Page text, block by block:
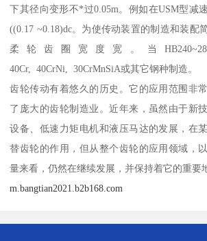
下其径向变形不*过0.05m。例如在USM型减
((0.17 ~0.18)dc。为使传动装置的制造和装配
柔轮齿圈宽度宽。当
40Cr, 40CrNi, 30CrMnSiA或其它钢种制造。
齿轮传动有着悠久的历史。它的应用范围非
了庞大的齿轮制造业。近年来，虽然由于新
设备、低速力矩电机和液压马达的发展，在
替齿轮的作用，但从整个齿轮的应用领域，
量来看，仍然在继续发展，并保持着它的重要
m.bangtian2021.b2b168.com